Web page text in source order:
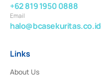
+62 819 1950 0888
Email
halo@bcasekuritas.co.id
Links
About Us